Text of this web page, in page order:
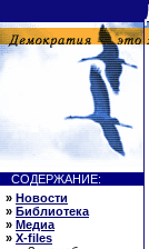
СОДЕРЖАНИЕ:
» Новости
» Библиотека
» Медиа
» X-files